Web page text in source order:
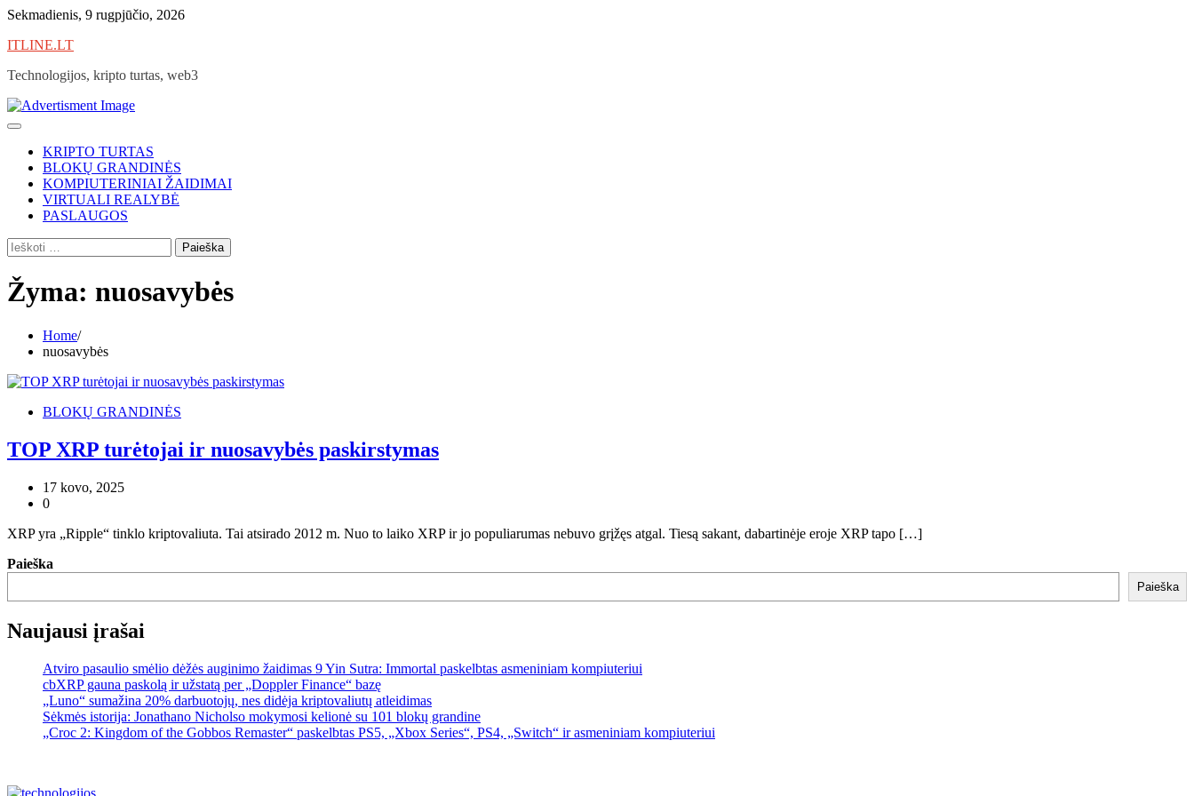
Skip
content
Sekmadienis, 9 rugpjūčio, 2026
ITLINE.LT
Technologijos, kripto turtas, web3
KRIPTO TURTAS
BLOKŲ GRANDINĖS
KOMPIUTERINIAI ŽAIDIMAI
VIRTUALI REALYBĖ
PASLAUGOS
Ieškoti:
Žyma: nuosavybės
Home
nuosavybės
BLOKŲ GRANDINĖS
TOP XRP turėtojai ir nuosavybės paskirstymas
17 kovo, 2025
0
XRP yra „Ripple“ tinklo kriptovaliuta. Tai atsirado 2012 m. Nuo to laiko XRP ir jo populiarumas nebuvo grįžęs atgal. Tiesą sakant, dabartinėje eroje XRP tapo […]
Paieška
Paieška
Naujausi įrašai
Atviro pasaulio smėlio dėžės auginimo žaidimas 9 Yin Sutra: Immortal paskelbtas asmeniniam kompiuteriui
cbXRP gauna paskolą ir užstatą per „Doppler Finance“ bazę
„Luno“ sumažina 20% darbuotojų, nes didėja kriptovaliutų atleidimas
Sėkmės istorija: Jonathano Nicholso mokymosi kelionė su 101 blokų grandine
„Croc 2: Kingdom of the Gobbos Remaster“ paskelbtas PS5, „Xbox Series“, PS4, „Switch“ ir asmeniniam kompiuteriui